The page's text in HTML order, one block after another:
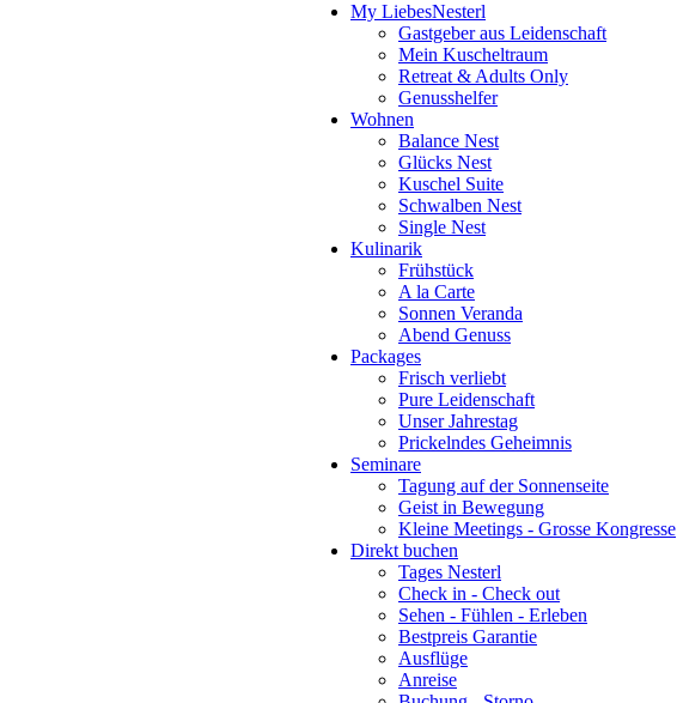
My LiebesNesterl
Gastgeber aus Leidenschaft
Mein Kuscheltraum
Retreat & Adults Only
Genusshelfer
Wohnen
Balance Nest
Glücks Nest
Kuschel Suite
Schwalben Nest
Single Nest
Kulinarik
Frühstück
A la Carte
Sonnen Veranda
Abend Genuss
Packages
Frisch verliebt
Pure Leidenschaft
Unser Jahrestag
Prickelndes Geheimnis
Seminare
Tagung auf der Sonnenseite
Geist in Bewegung
Kleine Meetings - Grosse Kongresse
Direkt buchen
Tages Nesterl
Check in - Check out
Sehen - Fühlen - Erleben
Bestpreis Garantie
Ausflüge
Anreise